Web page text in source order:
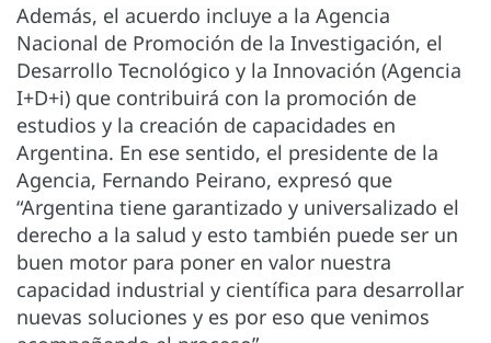
Además, el acuerdo incluye a la Agencia
Nacional de Promoción de la Investigación, el
Desarrollo Tecnológico y la Innovación (Agencia
I+D+i) que contribuirá con la promoción de
estudios y la creación de capacidades en
Argentina. En ese sentido, el presidente de la
Agencia, Fernando Peirano, expresó que
“Argentina tiene garantizado y universalizado el
derecho a la salud y esto también puede ser un
buen motor para poner en valor nuestra
capacidad industrial y científica para desarrollar
nuevas soluciones y es por eso que venimos